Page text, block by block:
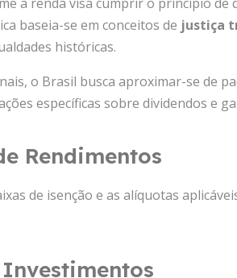
baseia-se em conceitos de justiça
históricas.
o Brasil busca aproximar-se de
específicas sobre dividendos e
Rendimentos
de isenção e as alíquotas